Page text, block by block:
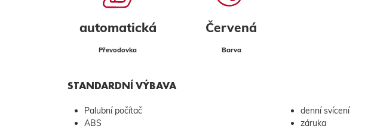
automatická
Převodovka
Červená
Barva
STANDARDNÍ VÝBAVA
Palubní počítač
ABS
denní svícení
záruka